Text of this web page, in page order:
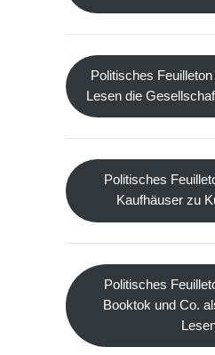
Politisches
Lesen die
Politisches
Kaufhäuser zu
Politisches
Booktok und Co.